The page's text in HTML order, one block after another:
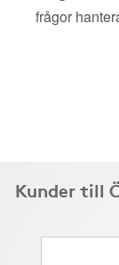
frågor
Kunder till